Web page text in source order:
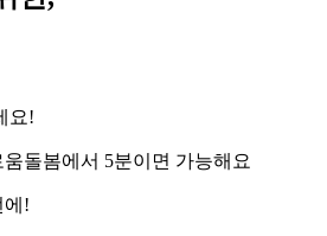
요!
돌봄에서 5분이면 가능해요
에!